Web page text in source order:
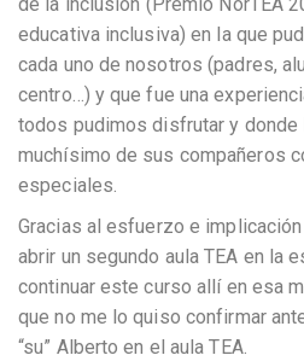
educativa inclusiva) en la que
cada uno de nosotros (padres,
centro…) y que fue una
todos pudimos disfrutar y donde
muchísimo de sus compañeros
especiales.
Gracias al esfuerzo e implicación
abrir un segundo aula TEA en la
continuar este curso allí en esa
que no me lo quiso confirmar
“su” Alberto en el aula TEA.